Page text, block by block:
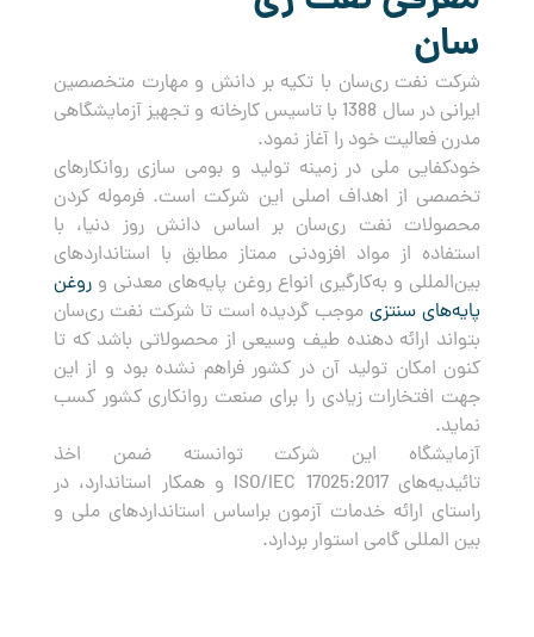
سان
شرکت نفت ری‌سان با تکیه بر دانش و مهارت متخصصین
ایرانی در سال 1388 با تاسیس کارخانه و تجهیز آزمایشگاهی
مدرن فعالیت خود را آغاز نمود.
خودکفایی ملی در زمینه تولید و بومی سازی روانکارهای
تخصصی از اهداف اصلی این شرکت است. فرموله کردن
محصولات نفت ری‌سان بر اساس دانش روز دنیا، با
استفاده از مواد افزودنی ممتاز مطابق با استانداردهای
بین‌المللی و به‌کارگیری انواع روغن پایه‌های معدنی وروغن
پایه‌های سنتزیموجب گردیده است تا شرکت نفت ری‌سان
بتواند ارائه دهنده طیف وسیعی از محصولاتی باشد که تا
کنون امکان تولید آن در کشور فراهم نشده بود و از این
جهت افتخارات زیادی را برای صنعت روانکاری کشور کسب
نماید.
آزمایشگاه این شرکت توانسته ضمن اخذ
تائیدیه‌های ISO/IEC 17025:2017 و همکار استاندارد، در
راستای ارائه خدمات آزمون براساس استانداردهای ملی و
بین المللی گامی استوار بردارد.